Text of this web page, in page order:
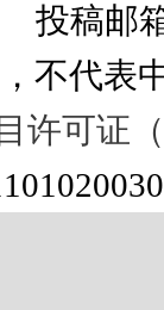
投稿邮
不代表
许可证